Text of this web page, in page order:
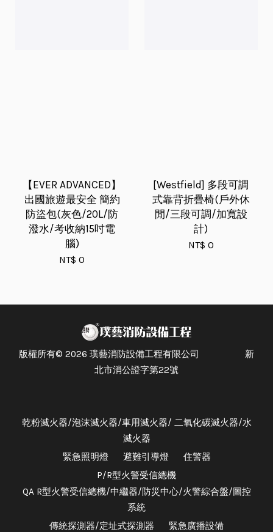
【EVER ADVANCED】
出國旅遊最安全 簡約
防盜包(灰色/20L/防
潑水/考收納15吋電
腦)
NT$ 0
[Westfield] 多段可調
式靠背折疊椅(戶外休
閒/三段可調/加寬設
計)
NT$ 0
版權所有© 2026 璞藝消防設備工程有限公司 新
北市消公證字第22號
乾粉滅火器/泡沫滅火器/車用滅火器/ 二氧化碳滅火器/水
滅火器
緊急照明燈
避難引導燈
住警器
P/R型火警受信總機
QA R型火警受信總機/中繼器/防災中心/火警綜合盤/圖控
系統
傳統探測器/定址式探測器
緊急廣播設備